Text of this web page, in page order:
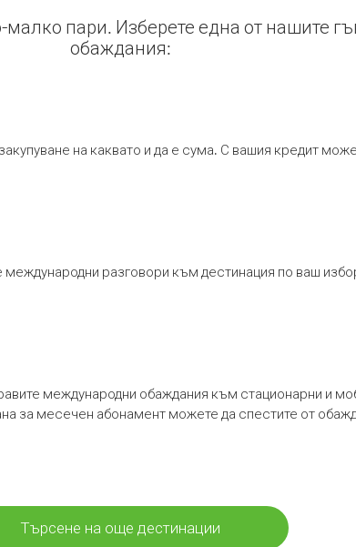
пари. Изберете една от нашите
обаждания:
на каквато и да е сума. С вашия кредит
международни разговори към дестинация по ваш
международни обаждания към стационарни и
за месечен абонамент можете да спестите от
Търсене на още дестинации